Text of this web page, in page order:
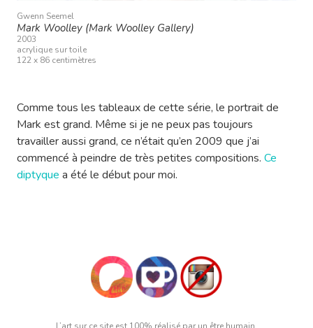
Gwenn Seemel
Mark Woolley (Mark Woolley Gallery)
2003
acrylique sur toile
122 x 86 centimètres
Comme tous les tableaux de cette série, le portrait de
Mark est grand. Même si je ne peux pas toujours
travailler aussi grand, ce n’était qu’en 2009 que j’ai
commencé à peindre de très petites compositions. Ce
diptyque a été le début pour moi.